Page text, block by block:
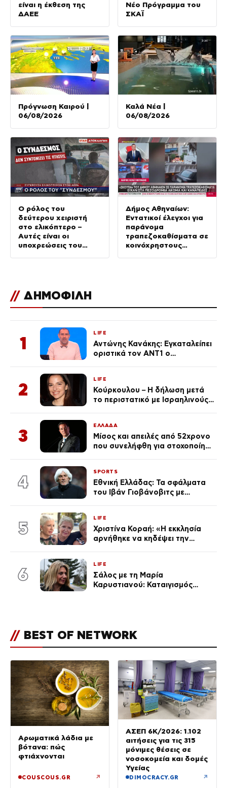
είναι η έκθεση της
ΔΑΕΕ
Νέο Πρόγραμμα του
ΣΚΑΪ
Πρόγνωση Καιρού |
06/08/2026
Καλά Νέα |
06/08/2026
Ο ρόλος του
δεύτερου χειριστή
στο ελικόπτερο –
Αυτές είναι οι
υποχρεώσεις του
Δήμος Αθηναίων:
Εντατικοί έλεγχοι για
παράνομα
τραπεζοκαθίσματα σε
κοινόχρηστους
// ΔΗΜΟΦΙΛΗ
1
LIFE
Αντώνης Κανάκης: Εγκαταλείπει
οριστικά τον ΑΝΤ1 ο
2
LIFE
Κούρκουλου – Η δήλωση μετά
το περιστατικό με Ισραηλινούς:
πλουσιοκόριτσο»
3
ΕΛΛΑΔΑ
Μίσος και απειλές από 52χρονο
που συνελήφθη για στοχοποίηση
στην Ελλάδα
4
SPORTS
Εθνική Ελλάδας: Τα σφάλματα
του Ιβάν Γιοβάνοβιτς με
αποκλεισμό από το Μουντιάλ
5
LIFE
Χριστίνα Κοραή: «Η εκκλησία
αρνήθηκε να κηδέψει την
6
LIFE
Σάλος με τη Μαρία
Καρυστιανού: Καταιγισμός
// BEST OF NETWORK
Αρωματικά λάδια με
βότανα: πώς
φτιάχνονται
COUSCOUS.GR ↗
ΑΣΕΠ 6Κ/2026: 1.102
αιτήσεις για τις 315
μόνιμες θέσεις σε
νοσοκομεία και δομές
Υγείας
DIMOCRACY.GR ↗